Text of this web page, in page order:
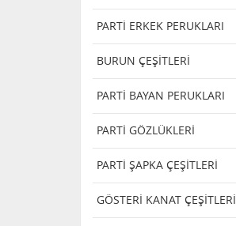
PARTİ ERKEK PERUKLARI
BURUN ÇEŞİTLERİ
PARTİ BAYAN PERUKLARI
PARTİ GÖZLÜKLERİ
PARTİ ŞAPKA ÇEŞİTLERİ
GÖSTERİ KANAT ÇEŞİTLERİ